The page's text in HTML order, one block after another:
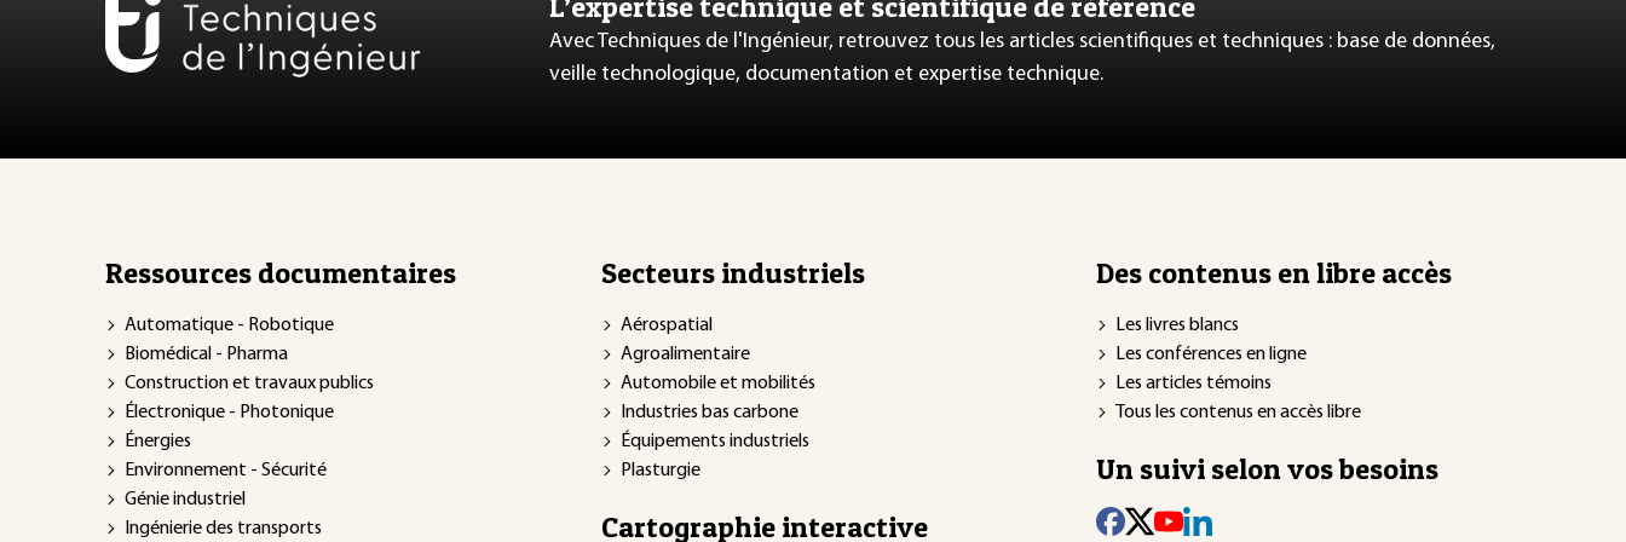
Avec Techniques de l'Ingénieur, retrouvez tous les articles scientifiques et techniques : base de données,
veille technologique, documentation et expertise technique.
Ressources documentaires
Automatique - Robotique
Biomédical - Pharma
Construction et travaux publics
Électronique - Photonique
Énergies
Environnement - Sécurité
Génie industriel
Ingénierie des transports
Secteurs industriels
Aérospatial
Agroalimentaire
Automobile et mobilités
Industries bas carbone
Équipements industriels
Plasturgie
Cartographie interactive
Des contenus en libre accès
Les livres blancs
Les conférences en ligne
Les articles témoins
Tous les contenus en accès libre
Un suivi selon vos besoins